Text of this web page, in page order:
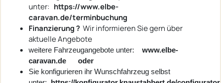
unter: https://www.elbe-
caravan.de/terminbuchung
Finanzierung ? Wir informieren Sie gern über
aktuelle Angebote
weitere Fahrzeugangebote unter: www.elbe-
caravan.de oder
Sie konfigurieren ihr Wunschfahrzeug selbst